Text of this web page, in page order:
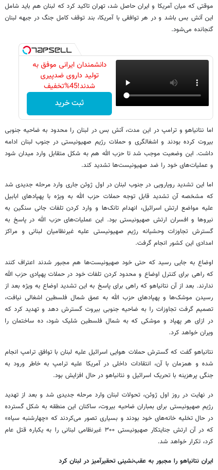
موقتی که میان آمریکا و ایران حاصل شد، تهران تاکید کرد که لبنان هم باید شامل
این آتش بس باشد و در هر توافقی با آمریکا، بند توقف کامل جنگ در جبهه لبنان
گنجانده می‌شود.
دانشمندان ایرانی موفق به
تولید داروی ضدپیری
شدند!45%تخفیف
ثبت خرید
اما نتانیاهو و ترامپ در این مدت، آتش بس در لبنان را محدود به ضاحیه جنوبی
بیروت کرده بودند و اشغالگری و حملات رژیم صهیونیستی در جنوب لبنان ادامه
داشت. این وضعیت موجب شد تا حزب الله هم به شکل متقابل وارد میدان شود
و عملیات‌های خود را ضد صهیونیست‌ها تشدید کند.
اما این تشدید رویارویی در جنوب لبنان در اول ژوئن جاری وارد مرحله جدیدی شد
که مشخصه آن تشدید قابل توجه حملات حزب الله به ویژه با پهپادهای ابابیل
علیه مواضع ارتش اسرائیل، انهدام تانک‌ها و وارد کردن تلفات جانی سنگین به
نیروها و افسران ارتش صهیونیستی بود. این عملیات‌های حزب الله در پاسخ به
گسترش تجاوزات وحشیانه رژیم صهیونیستی علیه غیرنظامیان لبنانی و مراکز
امدادی این کشور انجام گرفت.
اوضاع به جایی رسید که حتی خود صهیونیست‌ها هم مجبور شدند اعتراف کنند
که راهی برای کنترل اوضاع و محدود کردن تلفات خود در حملات پهپادی حزب الله
ندارند. بعد از آن نتانیاهو که راهی برای پاسخ به این تشدید اوضاع به ویژه بعد از
رسیدن موشک‌ها و پهپادهای حزب الله به عمق شمال فلسطین اشغالی نیافت،
تصمیم گرفت تجاوزات را به ضاحیه جنوبی بیروت گسترش دهد و تهدید کرد که
در ازای هر پهپاد و موشکی که به شمال فلسطین شلیک شود، ده ساختمان را
ویران خواهد کرد.
نتانیاهو گفت که گسترش حملات هوایی اسرائیل علیه لبنان با توافق ترامپ انجام
شده و همزمان با آن، انتقادات داخلی در آمریکا علیه ترامپ به خاطر ورود به
جنگی پرهزینه با تحریک اسرائیل و نتانیاهو در حال افزایش بود.
در نهایت در روز اول ژوئن، تحولات لبنان وارد مرحله جدیدی شد و بعد از تهدید
رژیم صهیونیستی برای بمباران ضاحیه بیروت، ساکنان این منطقه به شکل گسترده
در حال تخلیه خانه‌های خود بودند و بسیاری تصور می‌کردند که «چهارشنبه سیاه»
که در آن ارتش جنایتکار صهیونیستی ۳۰۰ غیرنظامی لبنانی را به یکباره قتل عام
کرد، تکرار خواهد شد.
ایران نتانیاهو را مجبور به عقب‌نشینی تحقیرآمیز در لبنان کرد